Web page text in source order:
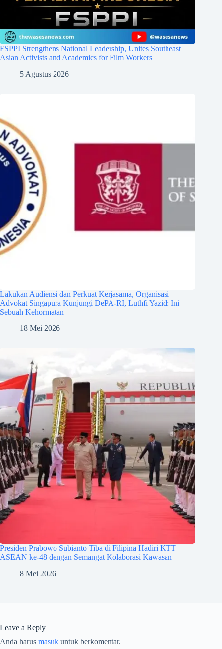
FSPPI Strengthens National Leadership, Unites Southeast
Asian Activists and Academics for Film Workers
5 Agustus 2026
Lakukan Audiensi dan Perkuat Kerjasama, Organisasi
Advokat Singapura Kunjungi DePA-RI, Luthfi Yazid: Ini
Sebuah Kehormatan
18 Mei 2026
Presiden Prabowo Subianto Tiba di Filipina Hadiri KTT
ASEAN ke-48 dengan Semangat Kolaborasi Kawasan
8 Mei 2026
Leave a Reply
Anda harus masuk untuk berkomentar.